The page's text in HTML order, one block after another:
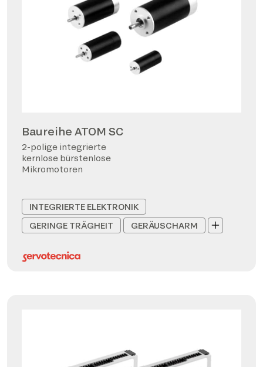
Baureihe ATOM SC
2-polige integrierte
kernlose bürstenlose
Mikromotoren
INTEGRIERTE ELEKTRONIK
GERINGE TRÄGHEIT
GERÄUSCHARM